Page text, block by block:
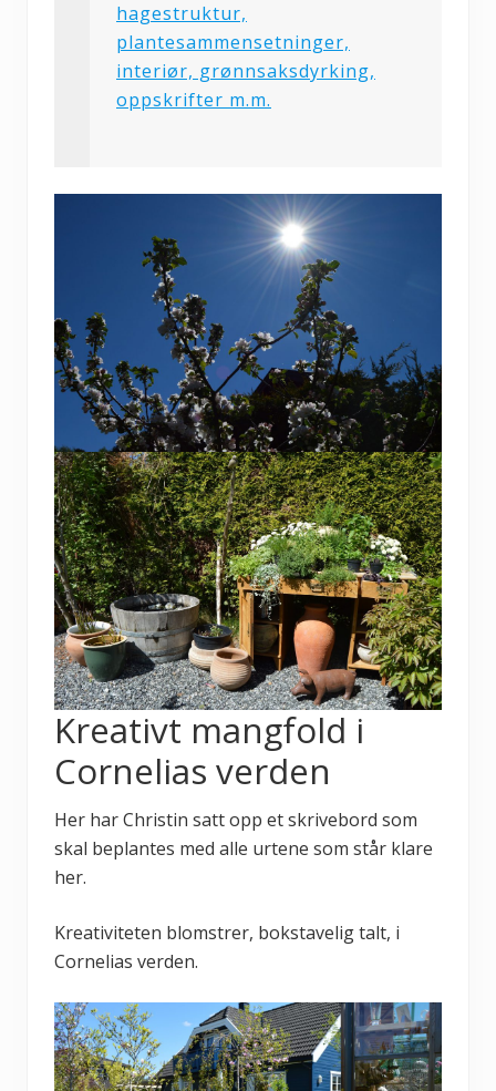
hagestruktur,
plantesammensetninger,
interiør, grønnsaksdyrking,
oppskrifter m.m.
Kreativt mangfold i
Cornelias verden
Her har Christin satt opp et skrivebord som
skal beplantes med alle urtene som står klare
her.
Kreativiteten blomstrer, bokstavelig talt, i
Cornelias verden.